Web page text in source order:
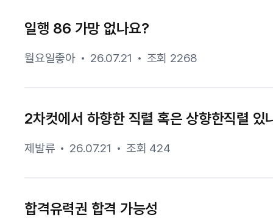
일행 86 가망 없나요?
월요일좋아 26.07.21 조회 2268
2차컷에서 하향한 직렬 혹은 상향한직렬 있
제발류 26.07.21 조회 424
합격유력권 합격 가능성